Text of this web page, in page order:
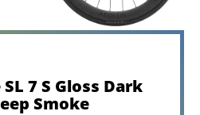
7 S Gloss Dark
Smoke